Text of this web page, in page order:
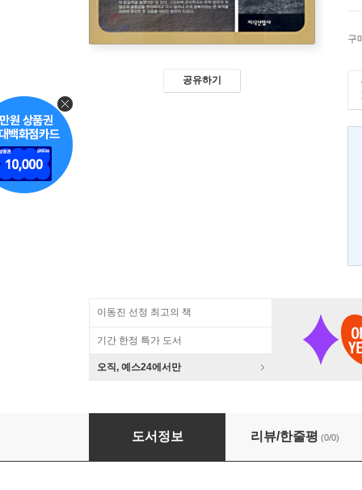
공유하기
구
이동진 선정 최고의 책
기간 한정 특가 도서
오직, 예스24에서만
박용만과 한인소년병학교
도서정보 리뷰/한줄평 (0/0)